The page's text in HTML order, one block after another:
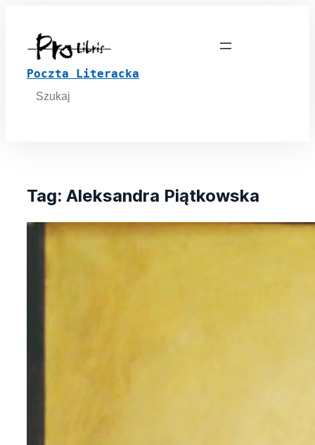
Poczta Literacka
Search
for:
Tag: Aleksandra Piątkowska